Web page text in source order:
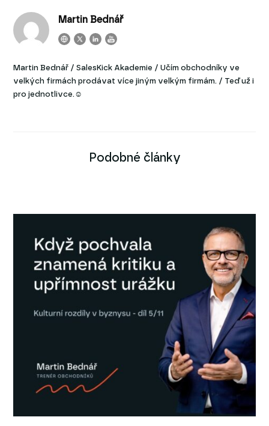
Martin Bednář
Martin Bednář / SalesKick Akademie / Učím obchodníky ve
velkých firmách prodávat více jiným velkým firmám. / Teď už i
pro jednotlivce.☺
Podobné články